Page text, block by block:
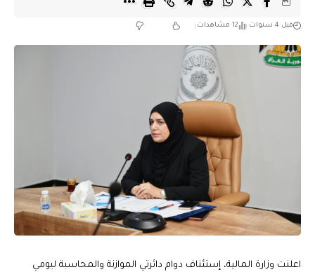
قبل 4 سنوات 12 مشاهدات
اعلنت وزارة المالية، إستئناف دوام دائرتي الموازنة والمحاسبة ليومي